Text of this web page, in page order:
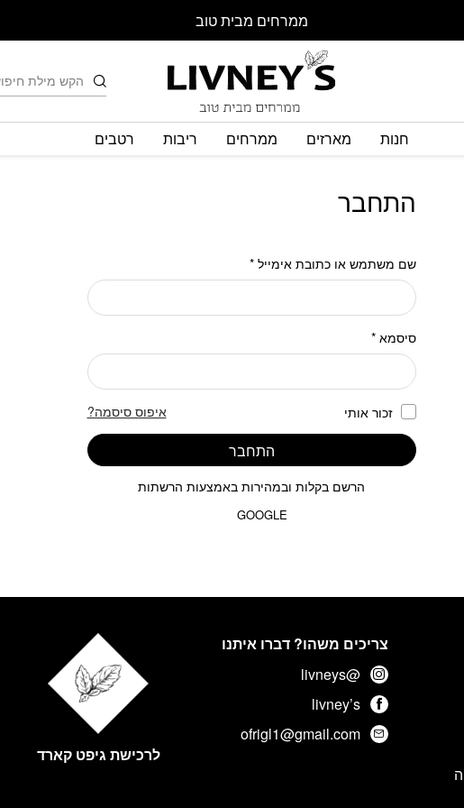
ממרחים מבית טוב
חיפוש
חנות מארזים ממרחים ריבות רטבים
התחבר
שם משתמש או כתובת אימייל*
סיסמא*
זכור אותי איפוס סיסמה?
התחבר
הרשם בקלות ובמהירות באמצעות הרשתות
GOOGLE
צריכים משהו? דברו איתנו
@livneys
livney’s
ofrigl1@gmail.com
לרכישת גיפט קארד